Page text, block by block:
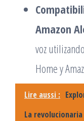
Amazon
voz
Home y
Lire aussi :
La